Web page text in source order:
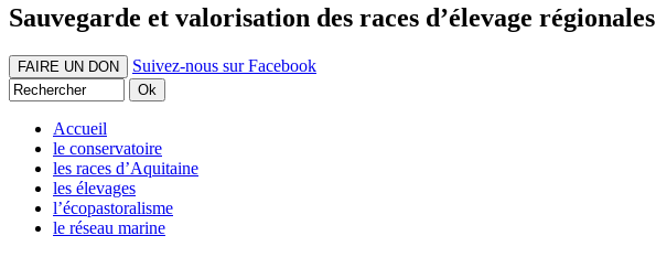
Sauvegarde et valorisation des races d’élevage régionales
FAIRE UN DON Suivez-nous sur Facebook
Accueil
le conservatoire
les races d’Aquitaine
les élevages
l’écopastoralisme
le réseau marine